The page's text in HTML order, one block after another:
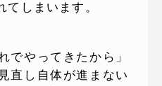
てしまいます。
でやってきたから」
直し自体が進まない